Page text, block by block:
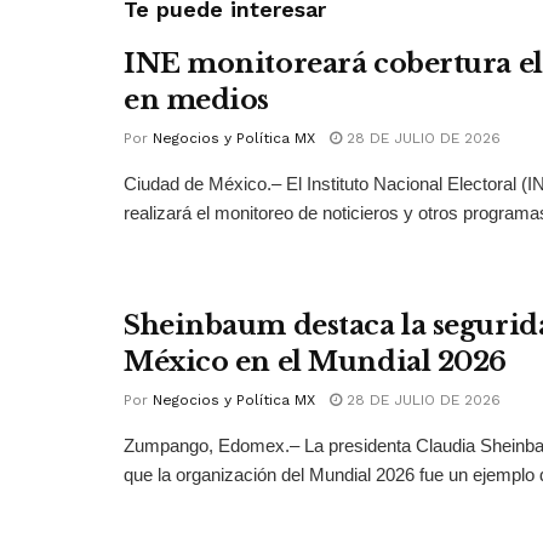
Te puede interesar
INE monitoreará cobertura
en medios
Por Negocios y Política MX 28 DE JULIO DE 2026
Ciudad de México.– El Instituto Nacional Electoral
realizará el monitoreo de noticieros y otros
Sheinbaum destaca la
México en el Mundial 2026
Por Negocios y Política MX 28 DE JULIO DE 2026
Zumpango, Edomex.– La presidenta Claudia
que la organización del Mundial 2026 fue un ejemplo